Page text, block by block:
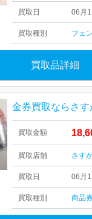
買取日 06月
買取種別 フェ
買取品詳細
買取金額
買取店舗 さす
買取日 06月
買取種別 商品